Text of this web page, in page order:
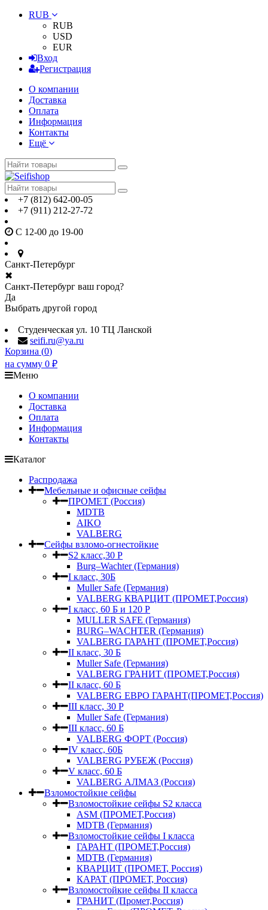
RUB
RUB
USD
EUR
Вход
Регистрация
О компании
Доставка
Оплата
Информация
Контакты
Ещё
+7 (812) 642-00-05
+7 (911) 212-27-72
С 12-00 до 19-00
Санкт-Петербург
✖
Санкт-Петербург ваш город?
Да
Выбрать другой город
Студенческая ул. 10 ТЦ Ланской
seifi.ru@ya.ru
Корзина (0)
на сумму 0 ₽
Меню
О компании
Доставка
Оплата
Информация
Контакты
Каталог
Распродажа
Мебельные и офисные сейфы
ПРОМЕТ (Россия)
MDTB
AIKO
VALBERG
Сейфы взломо-огнестойкие
S2 класс,30 Р
Burg–Wachter (Германия)
I класс, 30Б
Muller Safe (Германия)
VALBERG КВАРЦИТ (ПРОМЕТ,Россия)
I класс, 60 Б и 120 Р
MULLER SAFE (Германия)
BURG–WACHTER (Германия)
VALBERG ГАРАНТ (ПРОМЕТ,Россия)
II класс, 30 Б
Muller Safe (Германия)
VALBERG ГРАНИТ (ПРОМЕТ,Россия)
II класс, 60 Б
VALBERG ЕВРО ГАРАНТ(ПРОМЕТ,Россия)
III класс, 30 Р
Muller Safe (Германия)
III класс, 60 Б
VALBERG ФОРТ (Россия)
IV класс, 60Б
VALBERG РУБЕЖ (Россия)
V класс, 60 Б
VALBERG АЛМАЗ (Россия)
Взломостойкие сейфы
Взломостойкие сейфы S2 класса
ASM (ПРОМЕТ,Россия)
MDTB (Германия)
Взломостойкие сейфы I класса
ГАРАНТ (ПРОМЕТ,Россия)
MDTB (Германия)
КВАРЦИТ (ПРОМЕТ, Россия)
КАРАТ (ПРОМЕТ, Россия)
Взломостойкие сейфы II класса
ГРАНИТ (Промет,Россия)